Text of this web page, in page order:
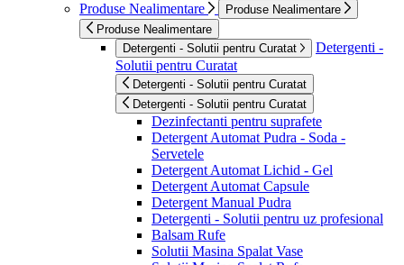
Produse Nealimentare
Produse Nealimentare
Produse Nealimentare
Detergenti - Solutii pentru Curatat
Detergenti -
Solutii pentru Curatat
Detergenti - Solutii pentru Curatat
Detergenti - Solutii pentru Curatat
Dezinfectanti pentru suprafete
Detergent Automat Pudra - Soda -
Servetele
Detergent Automat Lichid - Gel
Detergent Automat Capsule
Detergent Manual Pudra
Detergenti - Solutii pentru uz profesional
Balsam Rufe
Solutii Masina Spalat Vase